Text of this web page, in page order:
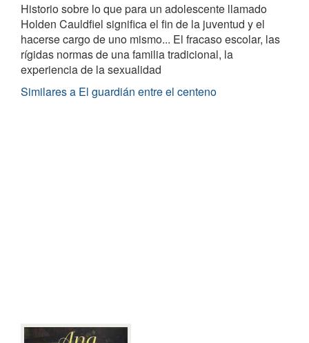
Historio sobre lo que para un adolescente llamado
Holden Cauldfiel significa el fin de la juventud y el
hacerse cargo de uno mismo... El fracaso escolar, las
rígidas normas de una familia tradicional, la
experiencia de la sexualidad
Similares a El guardián entre el centeno